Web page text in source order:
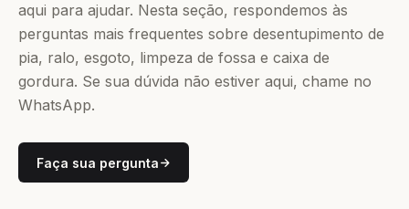
aqui para ajudar. Nesta seção, respondemos às
perguntas mais frequentes sobre desentupimento de
pia, ralo, esgoto, limpeza de fossa e caixa de
gordura. Se sua dúvida não estiver aqui, chame no
WhatsApp.
Faça sua pergunta